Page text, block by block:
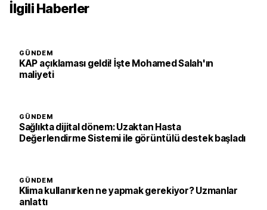
İlgili Haberler
GÜNDEM
KAP açıklaması geldi! İşte Mohamed Salah'ın
maliyeti
GÜNDEM
Sağlıkta dijital dönem: Uzaktan Hasta
Değerlendirme Sistemi ile görüntülü destek başladı
GÜNDEM
Klima kullanırken ne yapmak gerekiyor? Uzmanlar
anlattı